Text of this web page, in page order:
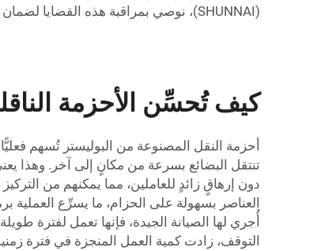
(SHUNNAI)، نوصي بمراقبة هذه القضايا لضمان طول عمر أحزمتك المصنوعة من البوليستر وتحسين أدائها.
كيف تُحسِّن الأحزمة
أحزمة النقل المصنوعة من البوليستر تُسهم
تنتقل البضائع بسرعة من مكانٍ إلى آخر. وهذا
دون إرهاقٍ زائدٍ للعاملين، مما يمكنهم من
العناصر بسهولة على الحزام، ما يسرِّع العملية
أُجري لها الصيانة الجيدة، فإنها تعمل لفترة